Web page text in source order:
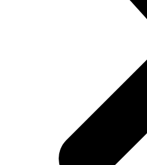
Datorredze kopā ar mākslīgo
faktora kļūdām un automatizēt
resursu izmantot augstākas
objektu atpazīšanas, izsekošanas u.c.
klienta vajadzībām, kā arī integrējot